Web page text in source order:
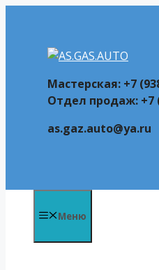
содержимому
Мастерская: +7
Отдел продаж: +7
as.gaz.auto@ya.ru
Меню